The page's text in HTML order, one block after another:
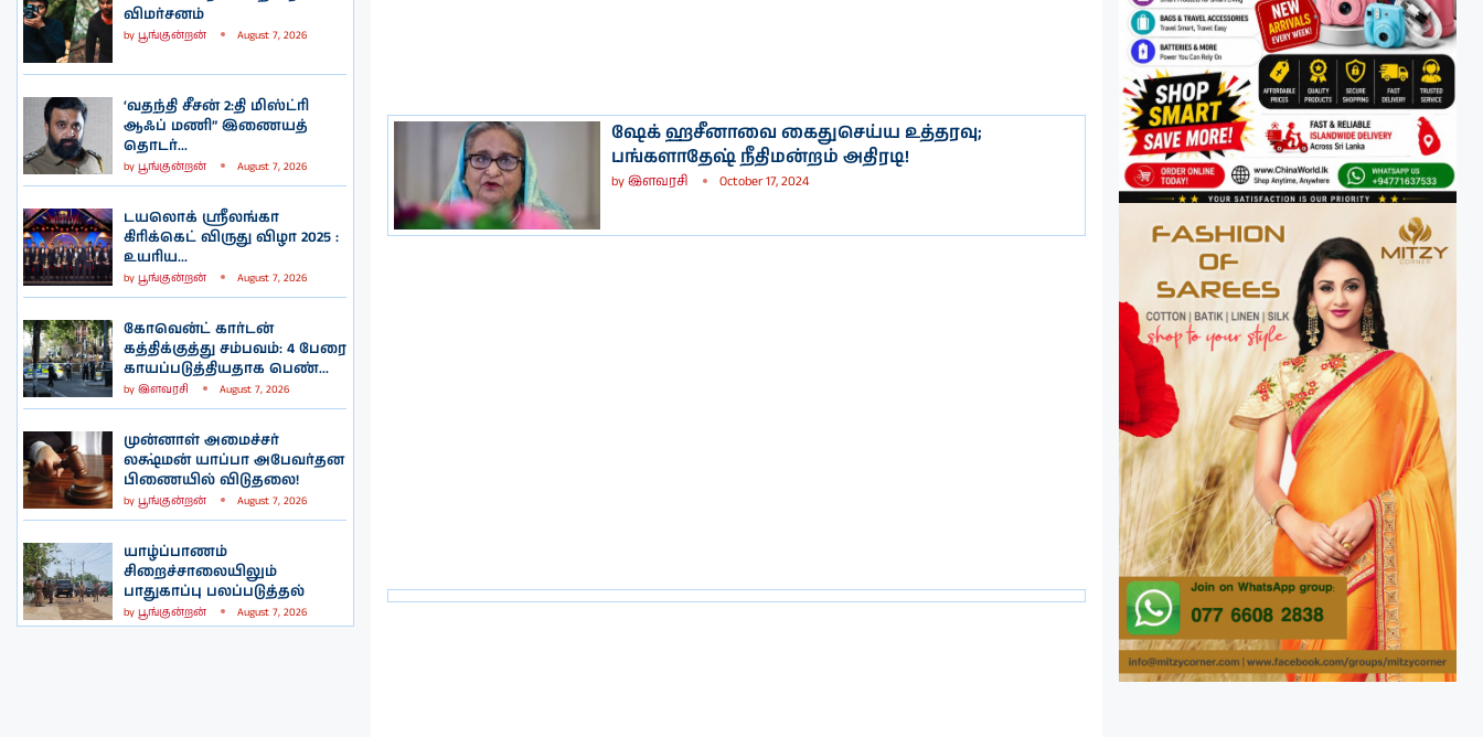
விமர்சனம்
by பூங்குன்றன் August 7, 2026
‘வதந்தி சீசன் 2:தி மிஸ்ட்ரி
ஆஃப் மணி” இணையத்
தொடர்...
by பூங்குன்றன் August 7, 2026
டயலொக் ஸ்ரீலங்கா
கிரிக்கெட் விருது விழா 2025 :
உயரிய...
by பூங்குன்றன் August 7, 2026
கோவென்ட் கார்டன்
கத்திக்குத்து சம்பவம்: 4 பேரை
காயப்படுத்தியதாக பெண்...
by இளவரசி August 7, 2026
முன்னாள் அமைச்சர்
லக்ஷ்மன் யாப்பா அபேவர்தன
பிணையில் விடுதலை!
by பூங்குன்றன் August 7, 2026
யாழ்ப்பாணம்
சிறைச்சாலையிலும்
பாதுகாப்பு பலப்படுத்தல்
by பூங்குன்றன் August 7, 2026
ஷேக் ஹசீனாவை கைதுசெய்ய உத்தரவு;
பங்களாதேஷ் நீதிமன்றம் அதிரடி!
byஇளவரசி October 17, 2024